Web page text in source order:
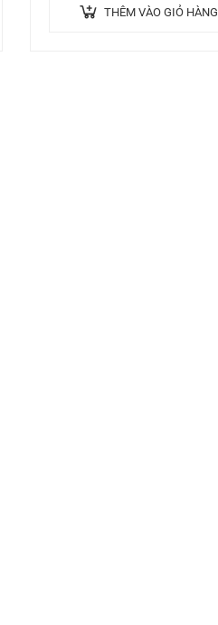
THÊM VÀO GIỎ HÀNG